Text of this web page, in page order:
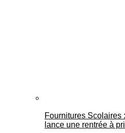
Fournitures Scolaires
lance une rentrée à